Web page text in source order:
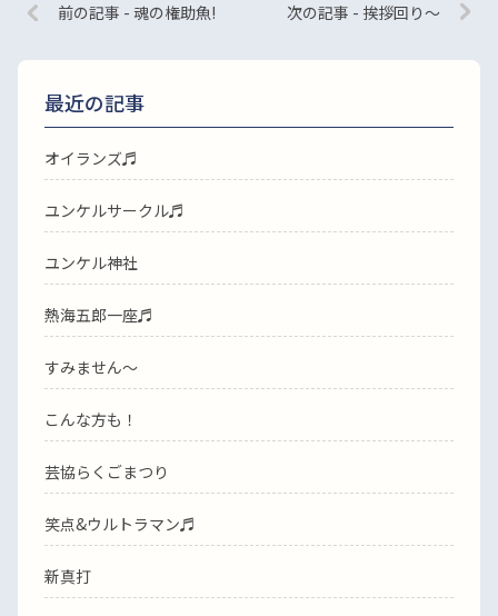
前の記事 - 魂の権助魚! 次の記事 - 挨拶回り〜
最近の記事
オイランズ♬
ユンケルサークル♬
ユンケル神社
熱海五郎一座♬
すみません〜
こんな方も！
芸協らくごまつり
笑点&ウルトラマン♬
新真打